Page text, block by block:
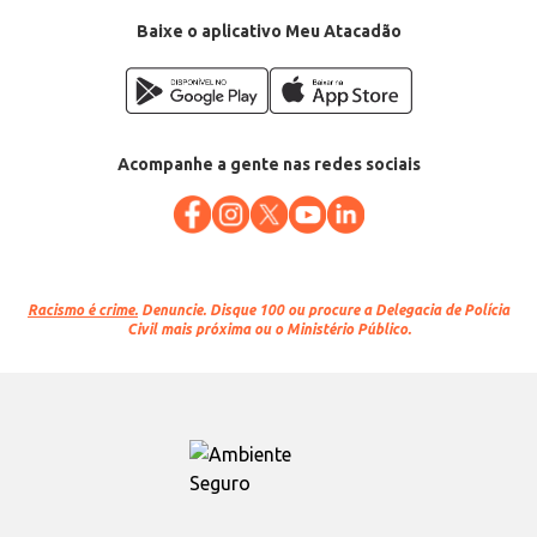
Baixe o aplicativo Meu Atacadão
Acompanhe a gente nas redes sociais
Racismo é crime. Denuncie. Disque 100 ou procure a Delegacia de Polícia
Civil mais próxima ou o Ministério Público.